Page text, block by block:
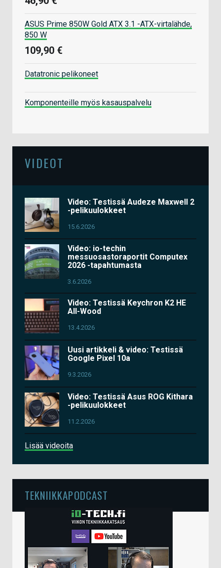
ASUS Prime 850W Gold ATX 3.1 -ATX-virtalähde,
850 W
109,90 €
Datatronic pelikoneet
Komponenteille myös kasauspalvelu
VIDEOT
Video: Testissä Audeze Maxwell 2
-pelikuulokkeet
15.6.2026
Video: io-techin
messuosastoraportit Computex
2026 -tapahtumasta
3.6.2026
Video: Testissä Keychron K2 HE
All-Wood
13.4.2026
Uusi artikkeli & video: Testissä
Google Pixel 10a
9.3.2026
Video: Testissä Asus ROG Kithara
-pelikuulokkeet
11.2.2026
Lisää videoita
TEKNIIKKAPODCAST